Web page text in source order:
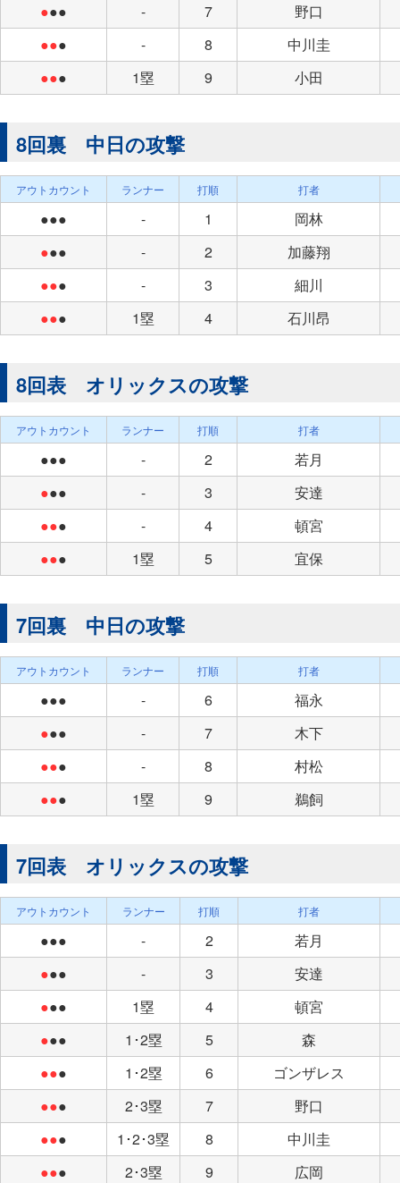
●●● - 7
野口
●●● - 8
中川圭
●●● 1塁 9 小田
8回裏 中日の攻撃
アウトカウント ランナー 打順 打者
●●● - 1
岡林
●●● - 2
加藤翔
●●● - 3
細川
●●● 1塁 4 石川昂
8回表 オリックスの攻撃
アウトカウント ランナー 打順 打者
●●● - 2
若月
●●● - 3
安達
●●● - 4
頓宮
●●● 1塁 5 宜保
7回裏 中日の攻撃
アウトカウント ランナー 打順 打者
●●● - 6
福永
●●● - 7
木下
●●● - 8
村松
●●● 1塁 9 鵜飼
7回表 オリックスの攻撃
アウトカウント ランナー 打順 打者
●●● - 2
若月
●●● - 3
安達
●●● 1塁 4
頓宮
●●● 1･2塁 5
森
●●● 1･2塁 6
ゴンザレス
●●● 2･3塁 7
野口
●●● 1･2･3塁 8
中川圭
●●● 2･3塁 9
広岡